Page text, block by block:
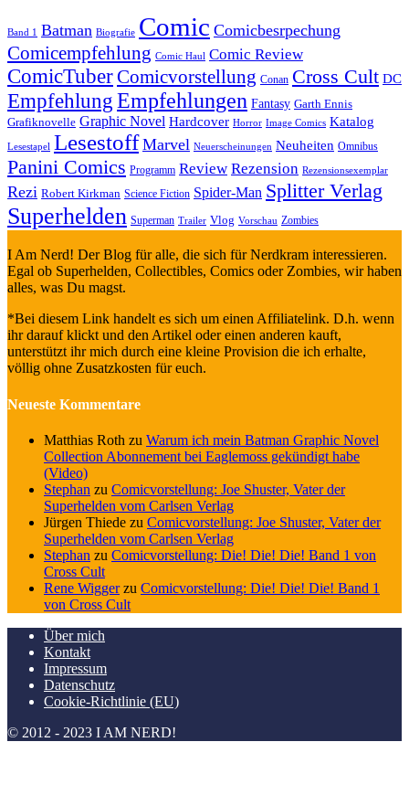
Band 1 Batman Biografie Comic Comicbesrpechung
Comicempfehlung Comic Haul Comic Review
ComicTuberComicvorstellung Conan Cross Cult DC
Empfehlung Empfehlungen Fantasy Garth Ennis
Grafiknovelle Graphic Novel Hardcover Horror Image Comics Katalog
Lesestapel Lesestoff Marvel Neuerscheinungen Neuheiten Omnibus
Panini Comics Programm Review Rezension Rezensionsexemplar
Rezi Robert Kirkman Science Fiction Spider-Man Splitter Verlag
Superhelden Superman Trailer Vlog Vorschau Zombies
I Am Nerd! Der Blog für alle, die sich für Nerdkram interessieren.
Egal ob Superhelden, Collectibles, Comics oder Zombies, wir haben
alles, was Du magst.
*Bei diesem Link handelt es sich um einen Affiliatelink. D.h. wenn
ihr darauf klickt und den Artikel oder einen anderen kauft,
unterstützt ihr mich durch eine kleine Provision die ich erhalte,
völlig ohne Zusatzkosten für euch.
Neueste Kommentare
Matthias Roth zu Warum ich mein Batman Graphic Novel
Collection Abonnement bei Eaglemoss gekündigt habe
(Video)
Stephan zu Comicvorstellung: Joe Shuster, Vater der
Superhelden vom Carlsen Verlag
Jürgen Thiede zu Comicvorstellung: Joe Shuster, Vater der
Superhelden vom Carlsen Verlag
Stephan zu Comicvorstellung: Die! Die! Die! Band 1 von
Cross Cult
Rene Wiggerzu Comicvorstellung: Die! Die! Die! Band 1
von Cross Cult
Über mich
Kontakt
Impressum
Datenschutz
Cookie-Richtlinie (EU)
© 2012 - 2023 I AM NERD!